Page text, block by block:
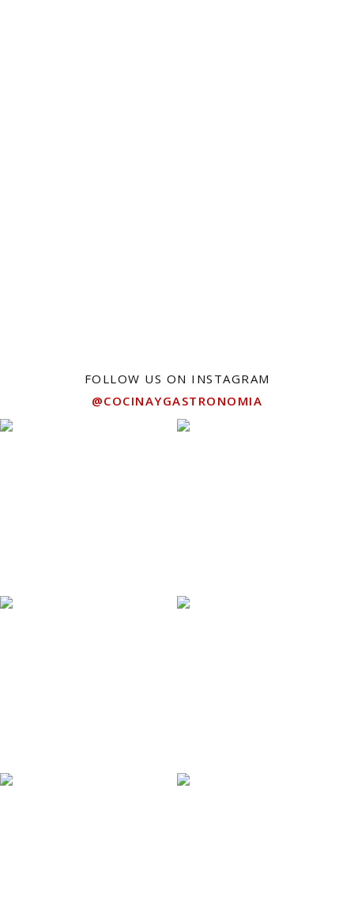
FOLLOW US ON INSTAGRAM
@COCINAYGASTRONOMIA